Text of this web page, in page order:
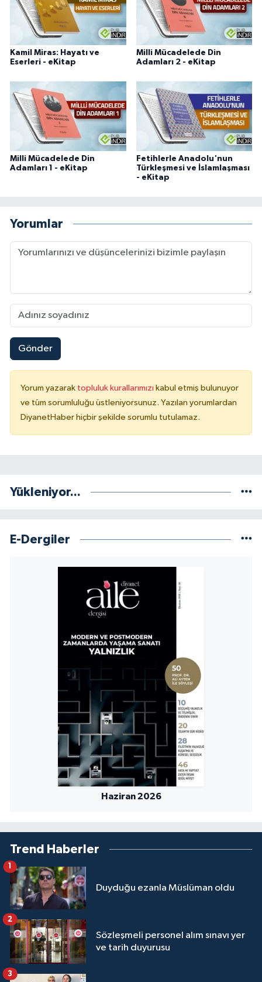
Kamil Miras: Hayatı ve
Eserleri - eKitap
Milli Mücadelede Din
Adamları 2 - eKitap
Milli Mücadelede Din
Adamları 1 - eKitap
Fetihlerle Anadolu'nun
Türkleşmesi ve İslamlaşması
- eKitap
Yorumlar
Gönder
Yorum yazarak topluluk kurallarımızı kabul etmiş bulunuyor
ve tüm sorumluluğu üstleniyorsunuz. Yazılan yorumlardan
DiyanetHaber hiçbir şekilde sorumlu tutulamaz.
Yükleniyor...
E-Dergiler
Haziran 2026
Trend Haberler
Duyduğu ezanla Müslüman oldu
1
Sözleşmeli personel alım sınavı yer
ve tarih duyurusu
2
3
Sivas Müftülüğü
Şanlıurfa Müftülüğü
Şırnak Müftülüğü
Tekirdağ Müftülüğü
Tokat Müftülüğü
Trabzon Müftülüğü
Van Müftülüğü
Yozgat Müftülüğü